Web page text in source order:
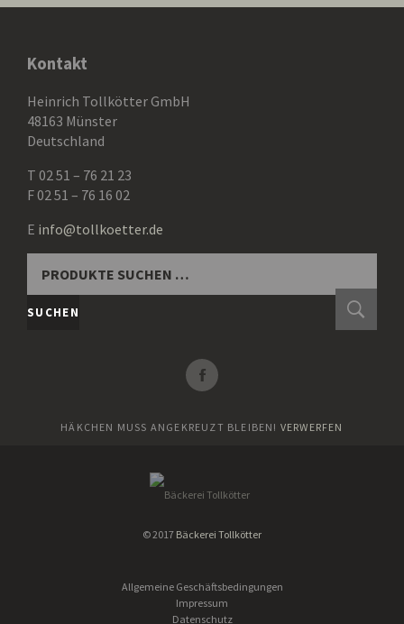
Kontakt
Heinrich Tollkötter GmbH
48163 Münster
Deutschland
T 02 51 – 76 21 23
F 02 51 – 76 16 02
E info@tollkoetter.de
NACH:
SUCHEN
HÄKCHEN MUSS ANGEKREUZT BLEIBEN! VERWERFEN
© 2017 Bäckerei Tollkötter
Allgemeine Geschäftsbedingungen
Impressum
Datenschutz